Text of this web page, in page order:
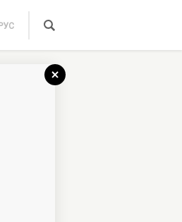
РУС